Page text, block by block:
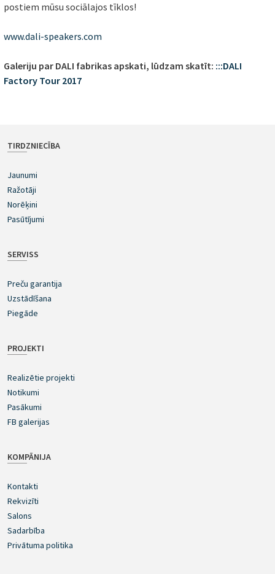
postiem mūsu sociālajos tīklos!
www.dali-speakers.com
Galeriju par DALI fabrikas apskati, lūdzam skatīt: :::DALI
Factory Tour 2017
TIRDZNIECĪBA
Jaunumi
Ražotāji
Norēķini
Pasūtījumi
SERVISS
Preču garantija
Uzstādīšana
Piegāde
PROJEKTI
Realizētie projekti
Notikumi
Pasākumi
FB galerijas
KOMPĀNIJA
Kontakti
Rekvizīti
Salons
Sadarbība
Privātuma politika